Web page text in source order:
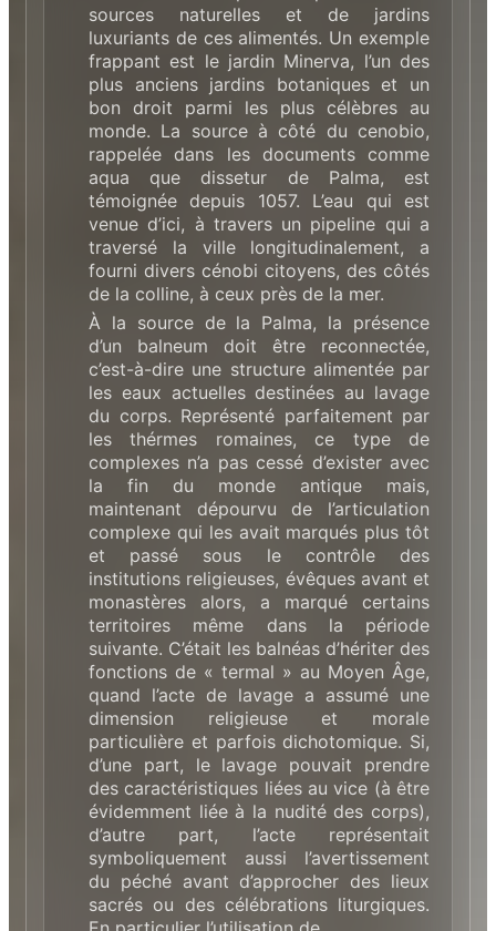
sources naturelles et de jardins
luxuriants de ces alimentés. Un exemple
frappant est le jardin Minerva, l’un des
plus anciens jardins botaniques et un
bon droit parmi les plus célèbres au
monde. La source à côté du cenobio,
rappelée dans les documents comme
aqua que dissetur de Palma, est
témoignée depuis 1057. L’eau qui est
venue d’ici, à travers un pipeline qui a
traversé la ville longitudinalement, a
fourni divers cénobi citoyens, des côtés
de la colline, à ceux près de la mer.
À la source de la Palma, la présence
d’un balneum doit être reconnectée,
c’est-à-dire une structure alimentée par
les eaux actuelles destinées au lavage
du corps. Représenté parfaitement par
les thérmes romaines, ce type de
complexes n’a pas cessé d’exister avec
la fin du monde antique mais,
maintenant dépourvu de l’articulation
complexe qui les avait marqués plus tôt
et passé sous le contrôle des
institutions religieuses, évêques avant et
monastères alors, a marqué certains
territoires même dans la période
suivante. C’était les balnéas d’hériter des
fonctions de « termal » au Moyen Âge,
quand l’acte de lavage a assumé une
dimension religieuse et morale
particulière et parfois dichotomique. Si,
d’une part, le lavage pouvait prendre
des caractéristiques liées au vice (à être
évidemment liée à la nudité des corps),
d’autre part, l’acte représentait
symboliquement aussi l’avertissement
du péché avant d’approcher des lieux
sacrés ou des célébrations liturgiques.